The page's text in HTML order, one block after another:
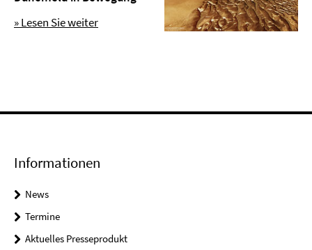
» Lesen Sie weiter
Informationen
News
Termine
Aktuelles Presseprodukt